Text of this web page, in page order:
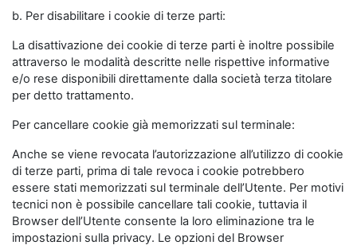
b. Per disabilitare i cookie di terze parti:
La disattivazione dei cookie di terze parti è inoltre possibile
attraverso le modalità descritte nelle rispettive informative
e/o rese disponibili direttamente dalla società terza titolare
per detto trattamento.
Per cancellare cookie già memorizzati sul terminale:
Anche se viene revocata l’autorizzazione all’utilizzo di cookie
di terze parti, prima di tale revoca i cookie potrebbero
essere stati memorizzati sul terminale dell’Utente. Per motivi
tecnici non è possibile cancellare tali cookie, tuttavia il
Browser dell’Utente consente la loro eliminazione tra le
impostazioni sulla privacy. Le opzioni del Browser